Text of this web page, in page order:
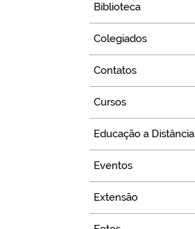
Biblioteca
Colegiados
Contatos
Cursos
Educação a Distância
Eventos
Extensão